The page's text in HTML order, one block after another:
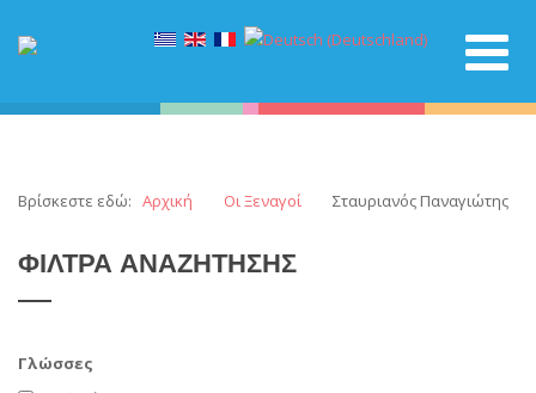
Βρίσκεστε εδώ: Αρχική Οι Ξεναγοί Σταυριανός Παναγιώτης
ΦΙΛΤΡΑ ΑΝΑΖΗΤΗΣΗΣ
Γλώσσες